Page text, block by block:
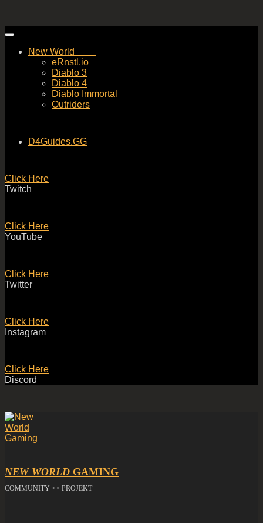
Skip
contentNew World
eRnstl.io
Diablo 3
Diablo 4
Diablo Immortal
Outriders
D4Guides.GG
Click Here
Twitch
Click Here
YouTube
Click Here
Twitter
Click Here
Instagram
Click Here
Discord
NEW WORLD GAMING
COMMUNITY <> PROJEKT